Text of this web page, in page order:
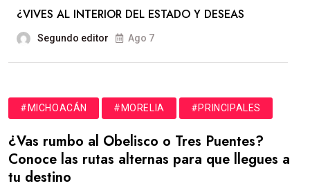
¿VIVES AL INTERIOR DEL ESTADO Y DESEAS
Segundo editor Ago 7
#MICHOACÁN #MORELIA #PRINCIPALES
¿Vas rumbo al Obelisco o Tres Puentes?
Conoce las rutas alternas para que llegues a
tu destino